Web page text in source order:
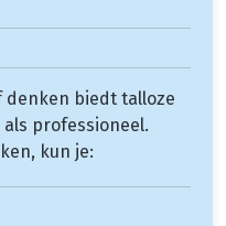
denken biedt talloze
professioneel.
kun je: